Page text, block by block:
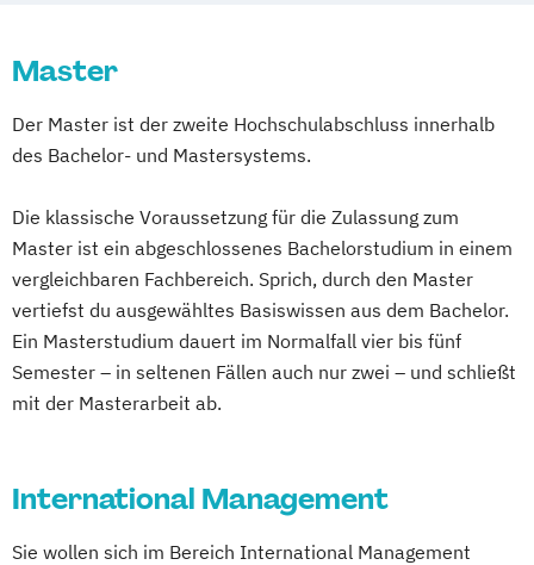
Nachhaltige Energiesysteme
Software Engineering und vernetzte
People and Culture Management
Projektmanagement & IT
Projektmanagement und Organisation
(Englisch)
Technical Sales and Marketing
Master
Der Master ist der zweite Hochschulabschluss innerhalb
des Bachelor- und Mastersystems.
Die klassische Voraussetzung für die Zulassung zum
Master ist ein abgeschlossenes Bachelorstudium in einem
vergleichbaren Fachbereich. Sprich, durch den Master
vertiefst du ausgewähltes Basiswissen aus dem Bachelor.
Ein Masterstudium dauert im Normalfall vier bis fünf
Semester – in seltenen Fällen auch nur zwei – und schließt
mit der Masterarbeit ab.
International Management
Sie wollen sich im Bereich International Management